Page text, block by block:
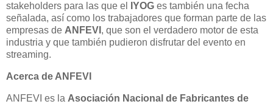
stakeholders para las que el
IYOG es también una fecha
señalada, así como los trabajadores que forman parte de las
empresas de ANFEVI , que son el verdadero motor de esta
industria y que también pudieron disfrutar del evento en
streaming.
Acerca de ANFEVI
ANFEVI es la Asociación Nacional de Fabricantes de